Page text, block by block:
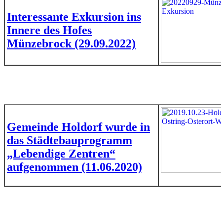
Interessante Exkursion ins
Innere des Hofes
Münzebrock (29.09.2022)
Gemeinde Holdorf wurde in
das Städtebauprogramm
„Lebendige Zentren“
aufgenommen (11.06.2020)